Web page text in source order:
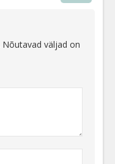
Nõutavad väljad on